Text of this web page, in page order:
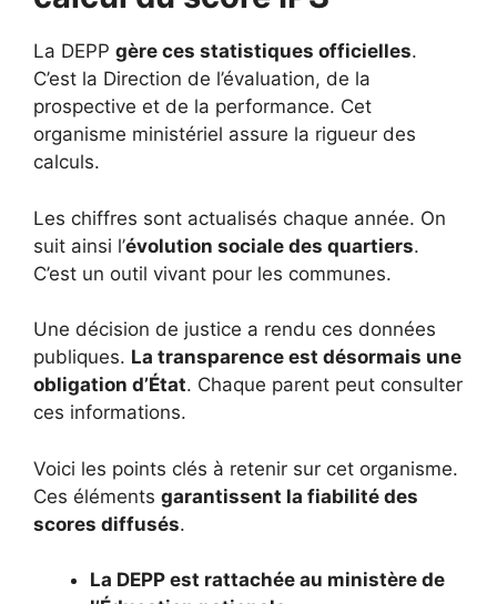
La DEPP gère ces statistiques officielles.
C’est la Direction de l’évaluation, de la
prospective et de la performance. Cet
organisme ministériel assure la rigueur des
calculs.
Les chiffres sont actualisés chaque année. On
suit ainsi l’évolution sociale des quartiers.
C’est un outil vivant pour les communes.
Une décision de justice a rendu ces données
publiques. La transparence est désormais une
obligation d’État. Chaque parent peut consulter
ces informations.
Voici les points clés à retenir sur cet organisme.
Ces éléments garantissent la fiabilité des
scores diffusés.
La DEPP est rattachée au ministère de